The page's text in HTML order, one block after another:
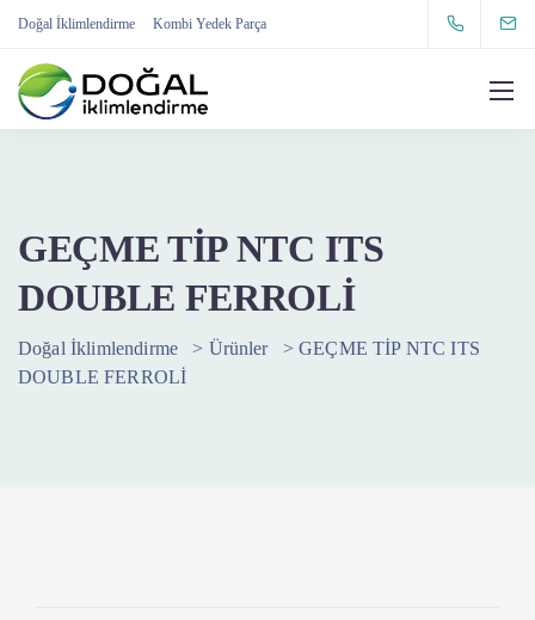
Doğal İklimlendirme Kombi Yedek Parça
GEÇME TİP NTC ITS
DOUBLE FERROLİ
Doğal İklimlendirme > Ürünler >GEÇME TİP NTC ITS
DOUBLE FERROLİ